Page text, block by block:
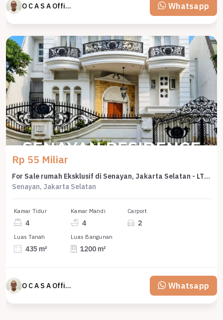
O C A S A Official property perfected Whatsapp
Rp 55 Miliar
For Sale rumah Eksklusif di Senayan, Jakarta Selatan - LT 435m²
Senayan, Jakarta Selatan
Kamar Tidur
4
Kamar Mandi
4
Carport
2
Luas Tanah
435 m²
Luas Bangunan
1200 m²
O C A S A Official property perfected Whatsapp